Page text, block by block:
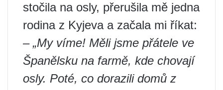
stočila na osly, přerušila mě jedna
rodina z Kyjeva a začala mi říkat:
– „My víme! Měli jsme přátele ve
Španělsku na farmě, kde chovají
osly. Poté, co dorazili domů z